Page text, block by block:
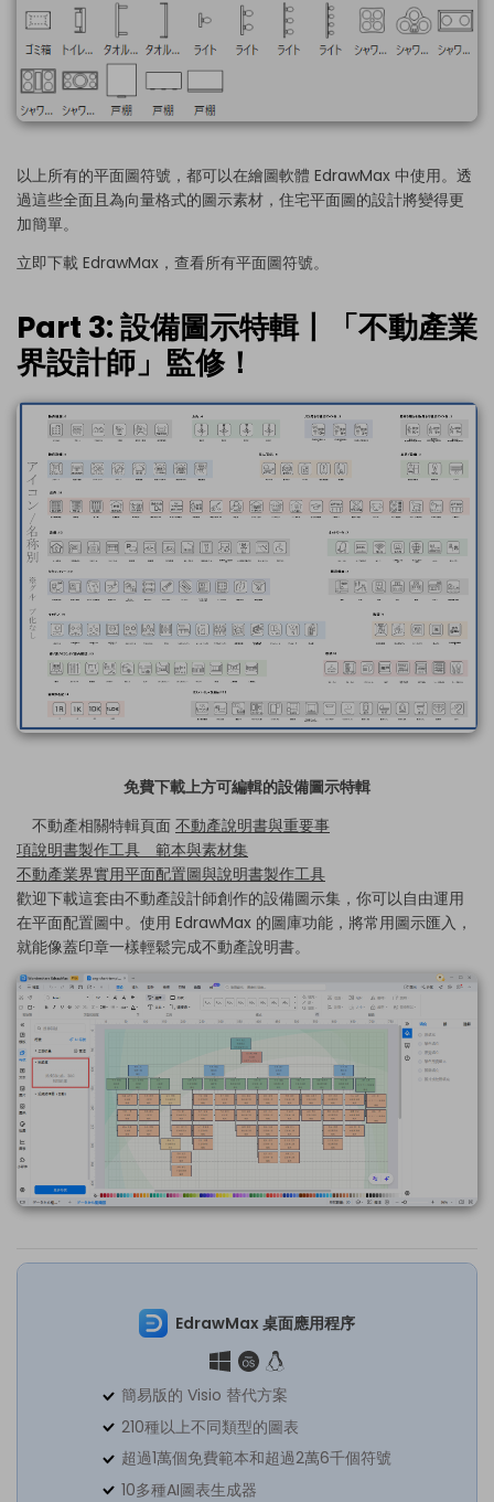
以上所有的平面圖符號，都可以在繪圖軟體 EdrawMax 中使用。透
過這些全面且為向量格式的圖示素材，住宅平面圖的設計將變得更
加簡單。
立即下載 EdrawMax，查看所有平面圖符號。
Part 3: 設備圖示特輯丨「不動產業
界設計師」監修！
免費下載上方可編輯的設備圖示特輯
不動產相關特輯頁面 不動產說明書與重要事
項說明書製作工具 範本與素材集
不動產業界實用平面配置圖與說明書製作工具
歡迎下載這套由不動產設計師創作的設備圖示集，你可以自由運用
在平面配置圖中。使用 EdrawMax 的圖庫功能，將常用圖示匯入，
就能像蓋印章一樣輕鬆完成不動產說明書。
EdrawMax 桌面應用程序
簡易版的 Visio 替代方案
210種以上不同類型的圖表
超過1萬個免費範本和超過2萬6千個符號
10多種AI圖表生成器